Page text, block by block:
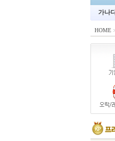
가나
HOME